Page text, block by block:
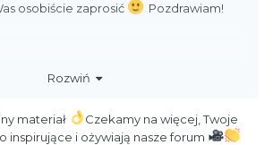
osobiście zaprosić
Pozdrawiam!
Rozwiń
materiał
Czekamy na więcej, Twoje
inspirujące i ożywiają nasze forum